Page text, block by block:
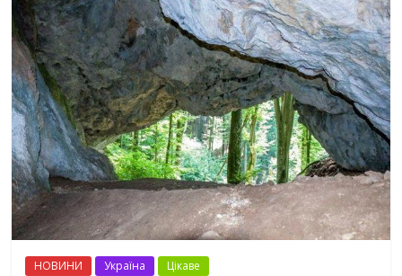
НОВИНИ Україна Цікаве